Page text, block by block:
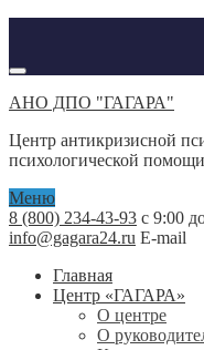
АНО ДПО "ГАГАРА"
Центр антикризисной
психологической помощи
Меню
8 (800) 234-43-93 с 9:00
info@gagara24.ru E-mail
Главная
Центр «ГАГАРА»
О центре
О